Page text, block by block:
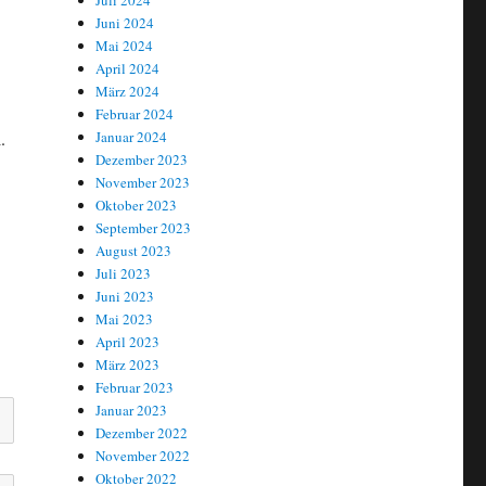
Juni 2024
Mai 2024
April 2024
März 2024
Februar 2024
Januar 2024
Dezember 2023
November 2023
Oktober 2023
September 2023
August 2023
Juli 2023
Juni 2023
Mai 2023
April 2023
März 2023
Februar 2023
Januar 2023
Dezember 2022
November 2022
Oktober 2022